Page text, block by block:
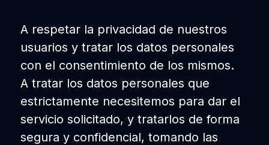
A respetar la privacidad de nuestros
usuarios y tratar los datos personales
con el consentimiento de los mismos.
A tratar los datos personales que
estrictamente necesitemos para dar el
servicio solicitado, y tratarlos de forma
segura y confidencial, tomando las